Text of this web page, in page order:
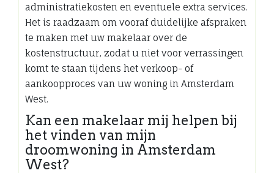
administratiekosten en eventuele extra services.
Het is raadzaam om vooraf duidelijke afspraken
te maken met uw makelaar over de
kostenstructuur, zodat u niet voor verrassingen
komt te staan tijdens het verkoop- of
aankoopproces van uw woning in Amsterdam
West.
Kan een makelaar mij helpen bij
het vinden van mijn
droomwoning in Amsterdam
West?